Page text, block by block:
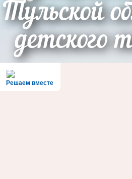
Тульской
детского
Решаем вместе